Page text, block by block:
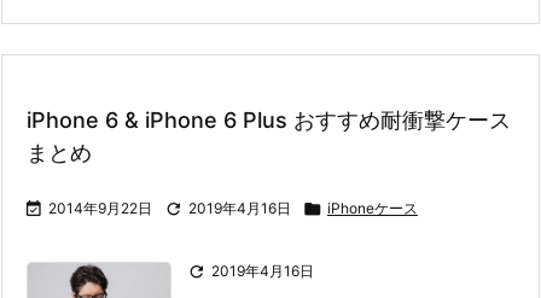
iPhone 6 & iPhone 6 Plus おすすめ耐衝撃ケース
まとめ
 2014年9月22日  2019年4月16日  iPhoneケース
 2019年4月16日